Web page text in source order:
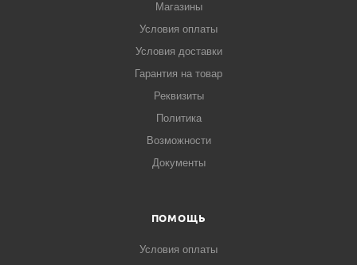
Магазины
Условия оплаты
Условия доставки
Гарантия на товар
Реквизиты
Политика
Возможности
Документы
ПОМОЩЬ
Условия оплаты